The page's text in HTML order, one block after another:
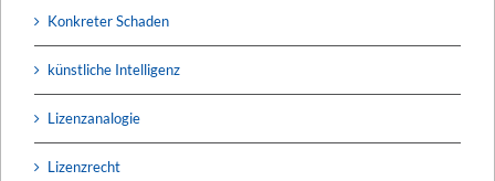
Konkreter Schaden
künstliche Intelligenz
Lizenzanalogie
Lizenzrecht